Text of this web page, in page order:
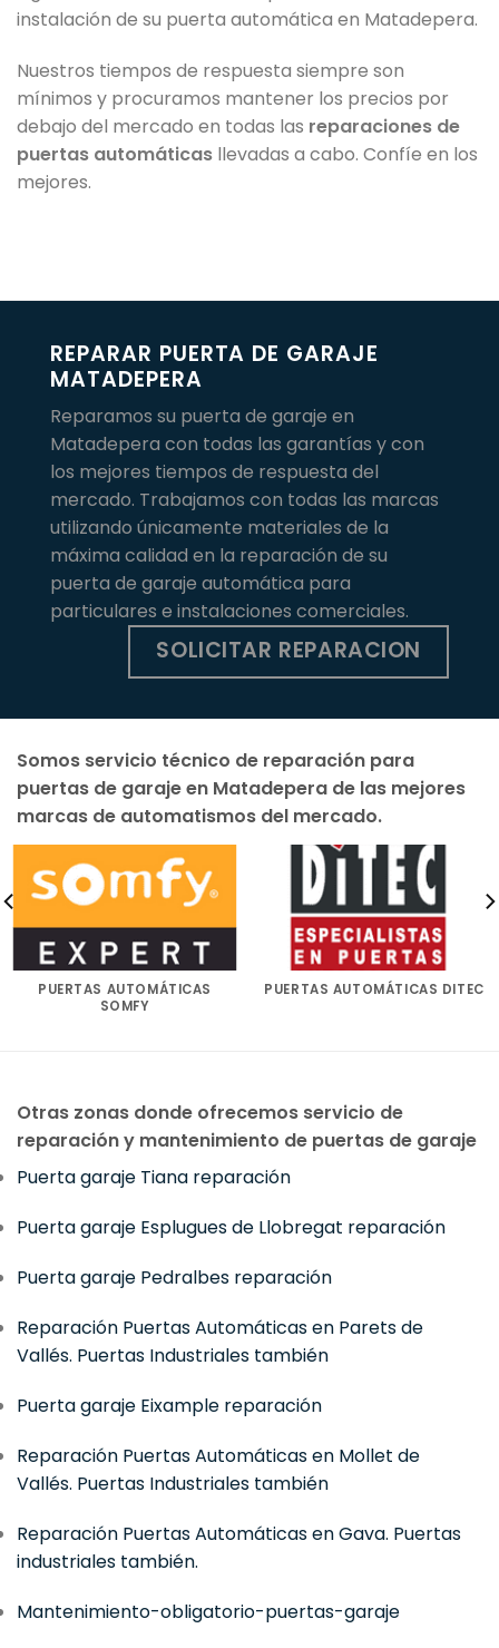
instalación de su puerta automática en Matadepera.
Nuestros tiempos de respuesta siempre son
mínimos y procuramos mantener los precios por
debajo del mercado en todas las reparaciones de
puertas automáticas llevadas a cabo. Confíe en los
mejores.
REPARAR PUERTA DE GARAJE
MATADEPERA
Reparamos su puerta de garaje en
Matadepera con todas las garantías y con
los mejores tiempos de respuesta del
mercado. Trabajamos con todas las marcas
utilizando únicamente materiales de la
máxima calidad en la reparación de su
puerta de garaje automática para
particulares e instalaciones comerciales.
SOLICITAR REPARACION
Somos servicio técnico de reparación para
puertas de garaje en Matadepera de las mejores
marcas de automatismos del mercado.
PUERTAS AUTOMÁTICAS
SOMFY
PUERTAS AUTOMÁTICAS DITEC
Otras zonas donde ofrecemos servicio de
reparación y mantenimiento de puertas de garaje
Puerta garaje Tiana reparación
Puerta garaje Esplugues de Llobregat reparación
Puerta garaje Pedralbes reparación
Reparación Puertas Automáticas en Parets de
Vallés. Puertas Industriales también
Puerta garaje Eixample reparación
Reparación Puertas Automáticas en Mollet de
Vallés. Puertas Industriales también
Reparación Puertas Automáticas en Gava. Puertas
industriales también.
Mantenimiento-obligatorio-puertas-garaje